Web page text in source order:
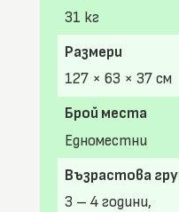
31 кг
Размери
127 × 63 × 37 см
Брой места
Едноместни
Възрастова
3 – 4 години,